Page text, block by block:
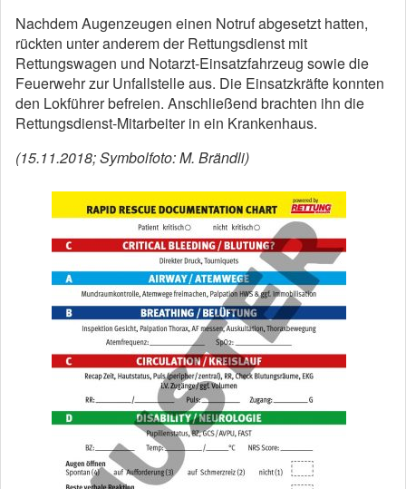
Nachdem Augenzeugen einen Notruf abgesetzt hatten,
rückten unter anderem der Rettungsdienst mit
Rettungswagen und Notarzt-Einsatzfahrzeug sowie die
Feuerwehr zur Unfallstelle aus. Die Einsatzkräfte konnten
den Lokführer befreien. Anschließend brachten ihn die
Rettungsdienst-Mitarbeiter in ein Krankenhaus.
(15.11.2018; Symbolfoto: M. Brändli)